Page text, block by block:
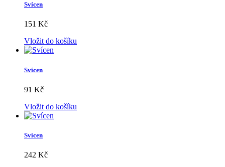
Svícen
151 Kč
Vložit do košíku
Svícen
91 Kč
Vložit do košíku
Svícen
242 Kč